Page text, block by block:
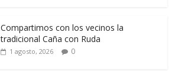
Compartimos con los vecinos la
tradicional Caña con Ruda
1 agosto, 2026 0